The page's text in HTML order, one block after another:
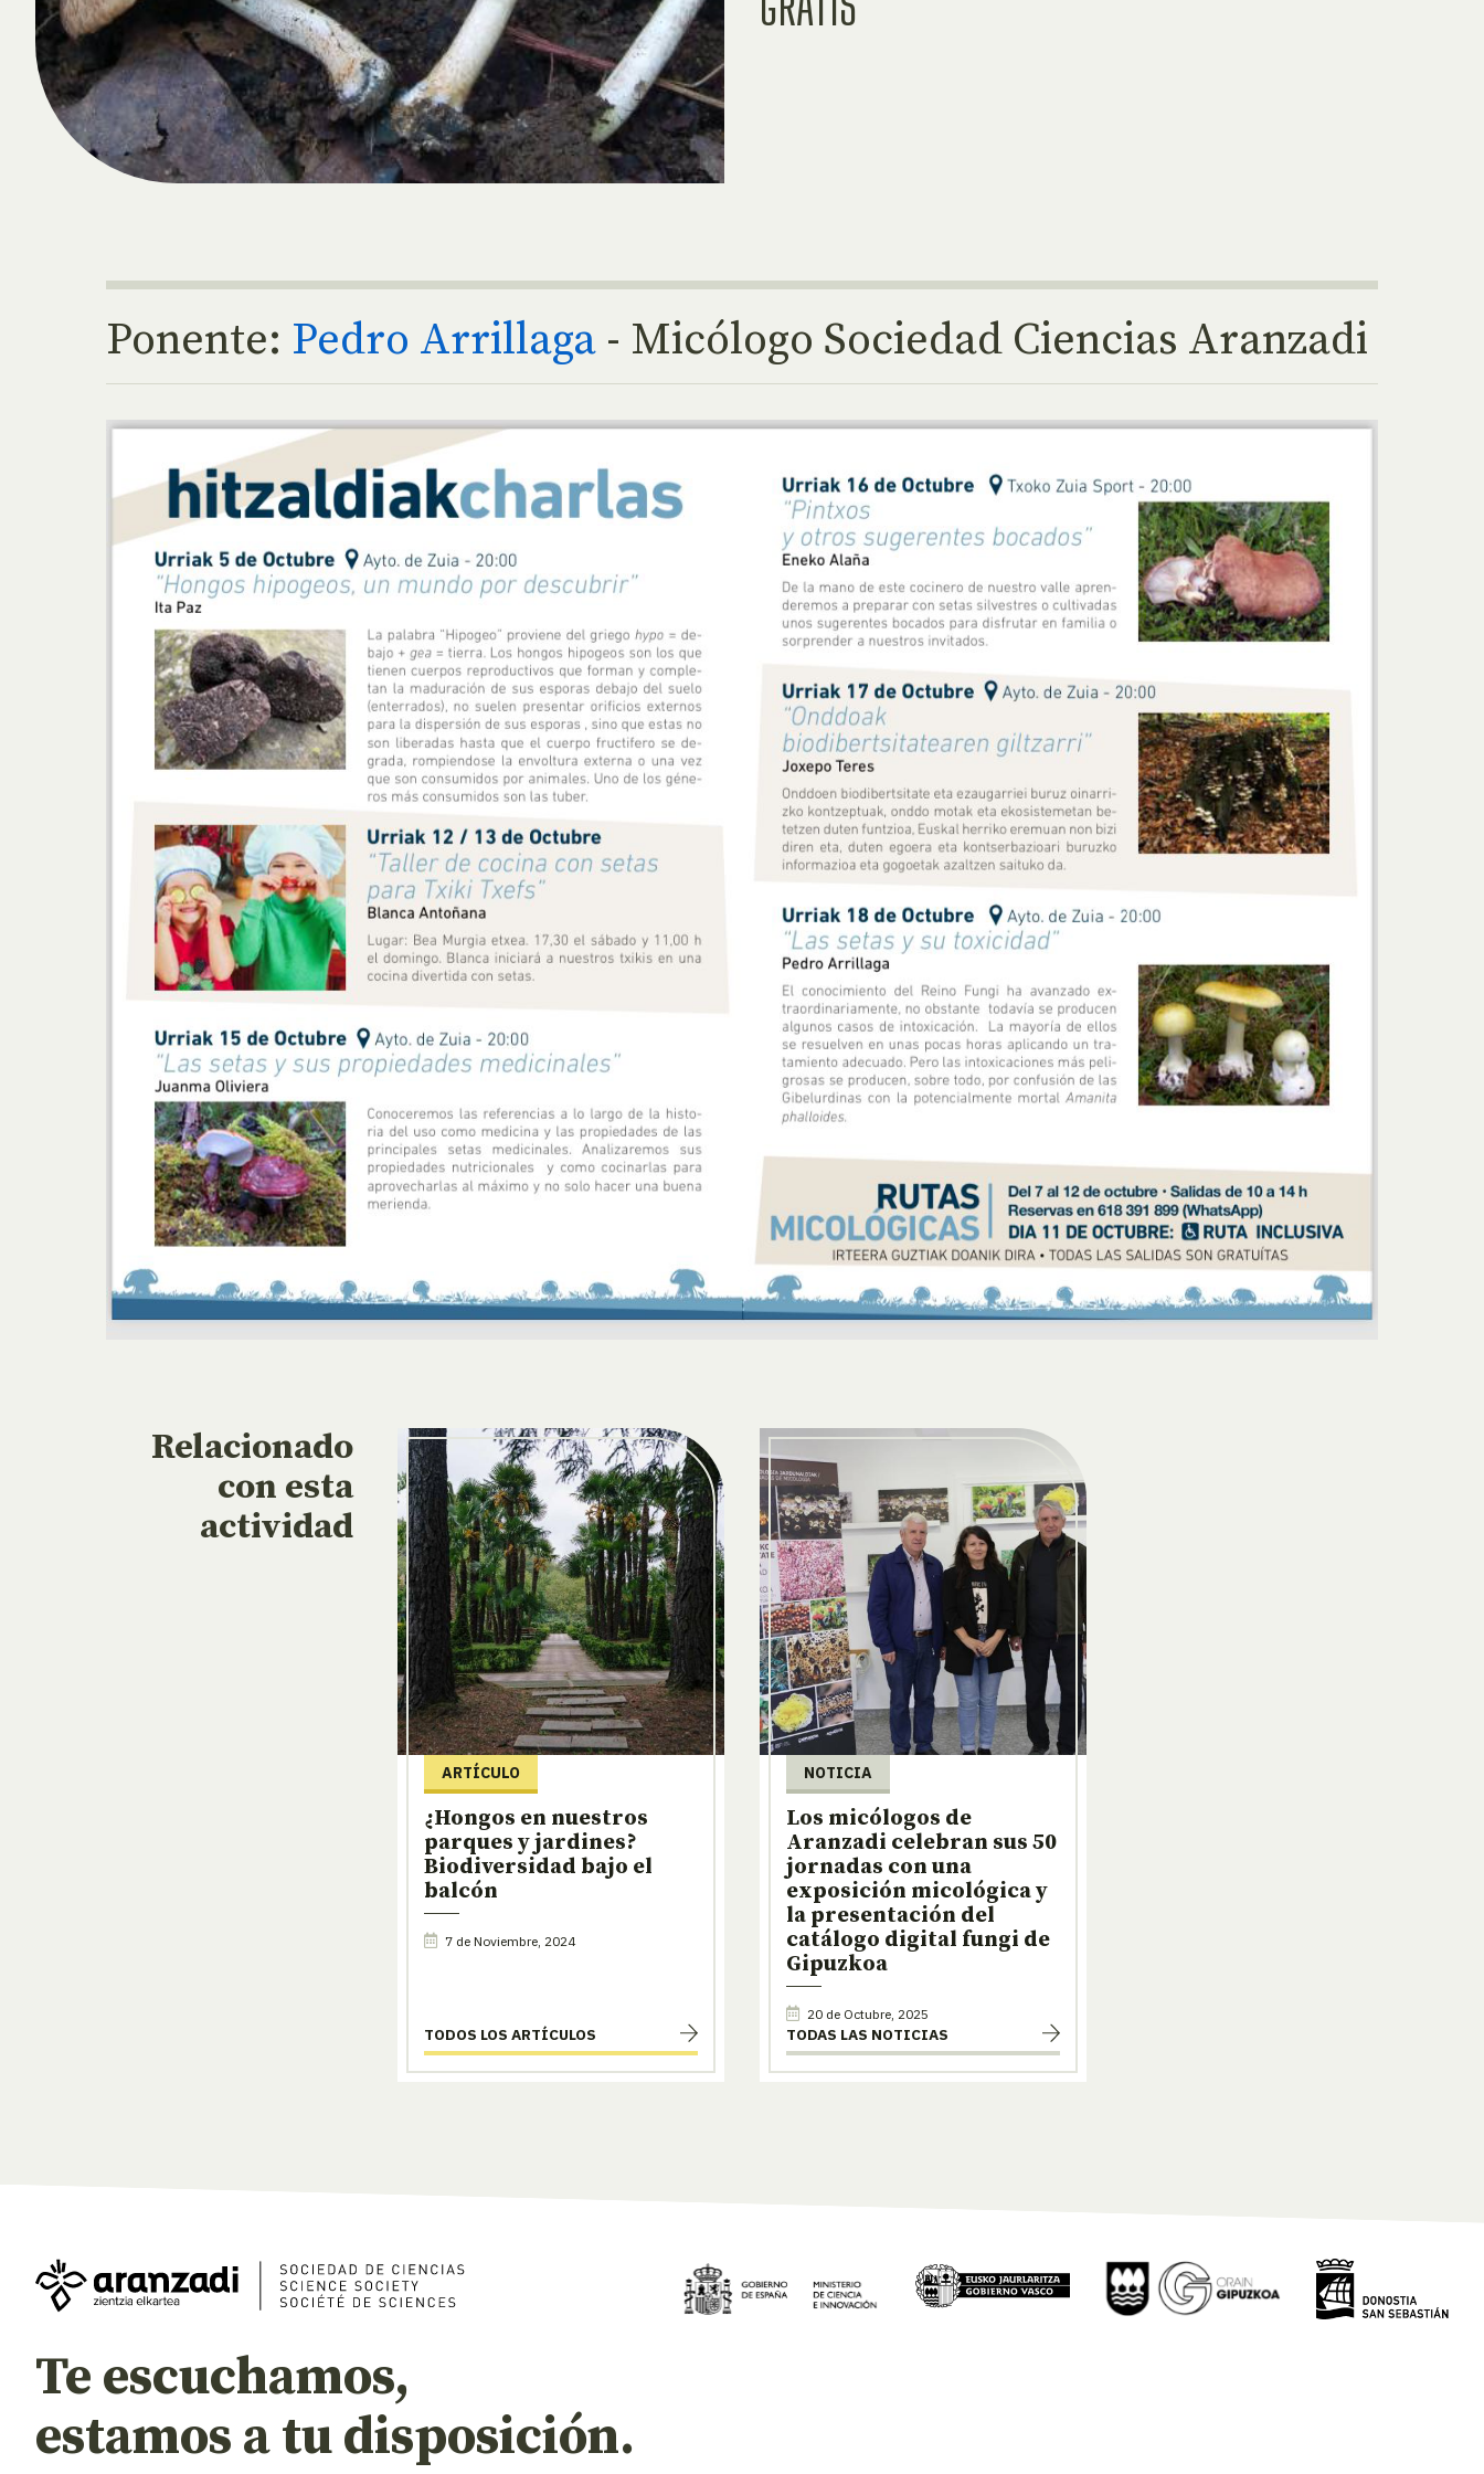
Ponente: Pedro Arrillaga - Micólogo Sociedad Ciencias Aranzadi
Relacionado
con esta
actividad
ARTÍCULO
¿Hongos en nuestros
parques y jardines?
Biodiversidad bajo el
balcón
7 de Noviembre, 2024
TODOS LOS ARTÍCULOS
NOTICIA
Los micólogos de
Aranzadi celebran sus 50
jornadas con una
exposición micológica y
la presentación del
catálogo digital fungi de
Gipuzkoa
20 de Octubre, 2025
TODAS LAS NOTICIAS
Te escuchamos,
estamos a tu disposición.